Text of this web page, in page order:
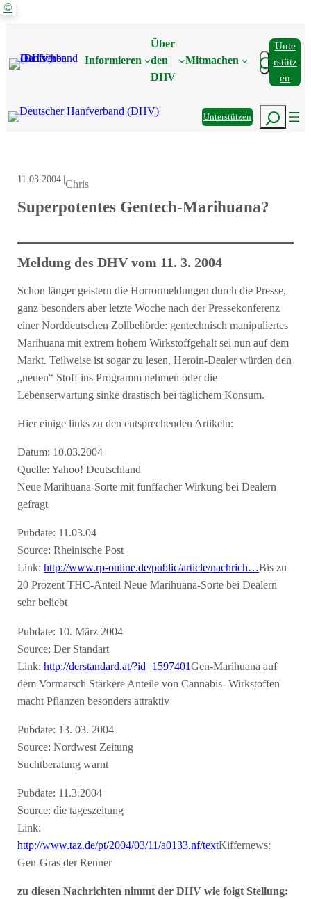
Zum
Informieren
Über
den
DHV
Mitmachen Suchen
Unte
Rstütz
En
UnterstützenSuchen
©
11.03.2004||Chris
Superpotentes Gentech-Marihuana?
Meldung des DHV vom 11. 3. 2004
Schon länger geistern die Horrormeldungen durch die Presse,
ganz besonders aber letzte Woche nach der Pressekonferenz
einer Norddeutschen Zollbehörde: gentechnisch manipuliertes
Marihuana mit extrem hohem Wirkstoffgehalt sei nun auf dem
Markt. Teilweise ist sogar zu lesen, Heroin-Dealer würden den
„neuen“ Stoff ins Programm nehmen oder die
Lebenserwartung sinke drastisch bei täglichem Konsum.
Hier einige links zu den entsprechenden Artikeln:
Datum: 10.03.2004
Quelle: Yahoo! Deutschland
Neue Marihuana-Sorte mit fünffacher Wirkung bei Dealern
gefragt
Pubdate: 11.03.04
Source: Rheinische Post
Link:http://www.rp-online.de/public/article/nachrich…Bis zu
20 Prozent THC-Anteil Neue Marihuana-Sorte bei Dealern
sehr beliebt
Pubdate: 10. März 2004
Source: Der Standart
Link:http://derstandard.at/?id=1597401Gen-Marihuana auf
dem Vormarsch Stärkere Anteile von Cannabis- Wirkstoffen
macht Pflanzen besonders attraktiv
Pubdate: 13. 03. 2004
Source: Nordwest Zeitung
Suchtberatung warnt
Pubdate: 11.3.2004
Source: die tageszeitung
Link:
http://www.taz.de/pt/2004/03/11/a0133.nf/textKiffernews:
Gen-Gras der Renner
zu diesen Nachrichten nimmt der DHV wie folgt Stellung: